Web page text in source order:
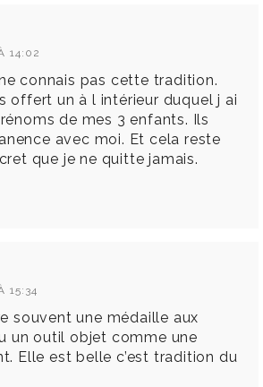
14:02
connais pas cette tradition.
offert un à l intérieur duquel j ai
de mes 3 enfants. Ils
avec moi. Et cela reste
que je ne quitte jamais.
15:34
souvent une médaille aux
un outil objet comme une
Elle est belle c’est tradition du